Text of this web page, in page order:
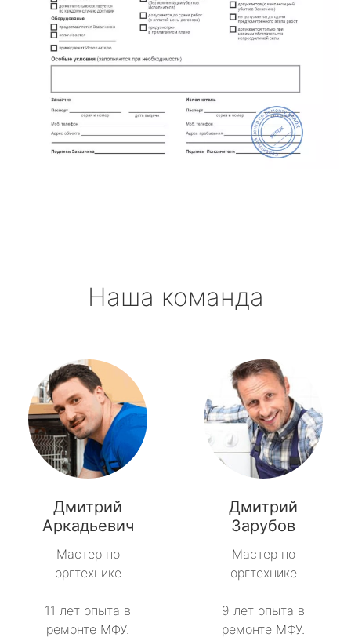
Наша команда
Дмитрий
Аркадьевич
Мастер по
оргтехнике
11 лет опыта в
ремонте МФУ.
Дмитрий
Зарубов
Мастер по
оргтехнике
9 лет опыта в
ремонте МФУ.